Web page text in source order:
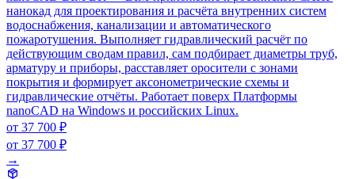
нанокад для проектирования и расчёта внутренних систем
водоснабжения, канализации и автоматического
пожаротушения. Выполняет гидравлический расчёт по
действующим сводам правил, сам подбирает диаметры труб,
арматуру и приборы, расставляет оросители с зонами
покрытия и формирует аксонометрические схемы и
гидравлические отчёты. Работает поверх Платформы
nanoCAD на Windows и российских Linux.
от 37 700 ₽
от 37 700 ₽
→